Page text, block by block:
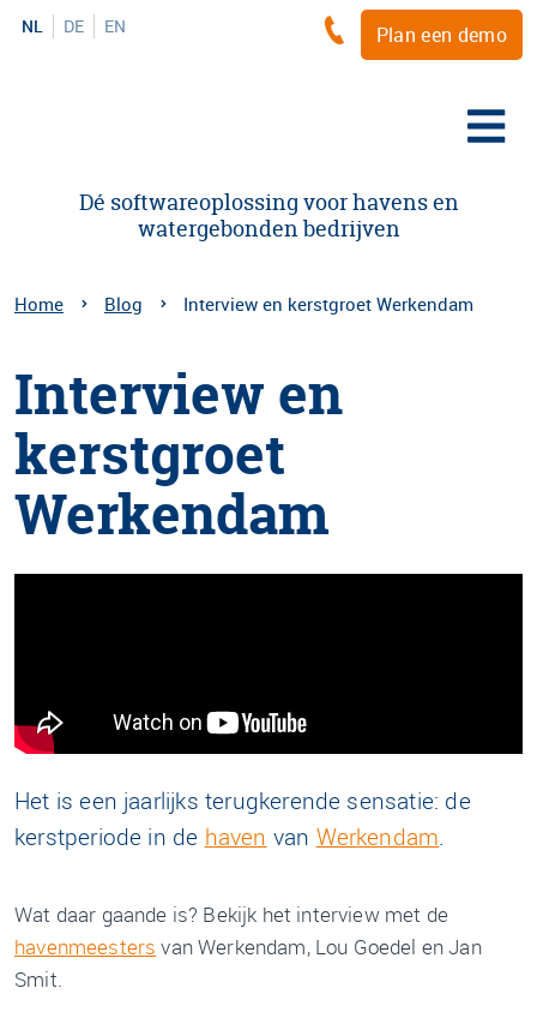
NL DE EN Plan een demo
Dé softwareoplossing voor havens en
watergebonden bedrijven
Home Blog Interview en kerstgroet Werkendam
Interview en
kerstgroet
Werkendam
Het is een jaarlijks terugkerende sensatie: de
kerstperiode in de haven van Werkendam.
Wat daar gaande is? Bekijk het interview met de
havenmeesters van Werkendam, Lou Goedel en Jan
Smit.